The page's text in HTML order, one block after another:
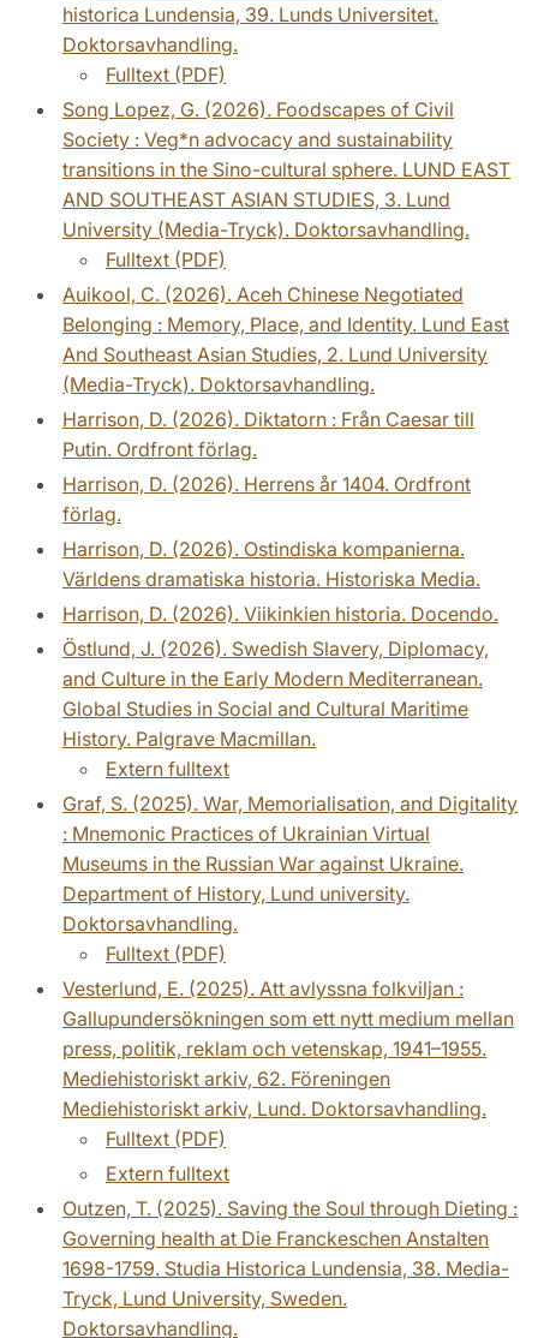
historica Lundensia, 39. Lunds Universitet.
Doktorsavhandling.
Fulltext (PDF)
Song Lopez, G. (2026). Foodscapes of Civil
Society : Veg*n advocacy and sustainability
transitions in the Sino-cultural sphere. LUND EAST
AND SOUTHEAST ASIAN STUDIES, 3. Lund
University (Media-Tryck). Doktorsavhandling.
Fulltext (PDF)
Auikool, C. (2026). Aceh Chinese Negotiated
Belonging : Memory, Place, and Identity. Lund East
And Southeast Asian Studies, 2. Lund University
(Media-Tryck). Doktorsavhandling.
Harrison, D. (2026). Diktatorn : Från Caesar till
Putin. Ordfront förlag.
Harrison, D. (2026). Herrens år 1404. Ordfront
förlag.
Harrison, D. (2026). Ostindiska kompanierna.
Världens dramatiska historia. Historiska Media.
Harrison, D. (2026). Viikinkien historia. Docendo.
Östlund, J. (2026). Swedish Slavery, Diplomacy,
and Culture in the Early Modern Mediterranean.
Global Studies in Social and Cultural Maritime
History. Palgrave Macmillan.
Extern fulltext
Graf, S. (2025). War, Memorialisation, and Digitality
: Mnemonic Practices of Ukrainian Virtual
Museums in the Russian War against Ukraine.
Department of History, Lund university.
Doktorsavhandling.
Fulltext (PDF)
Vesterlund, E. (2025). Att avlyssna folkviljan :
Gallupundersökningen som ett nytt medium mellan
press, politik, reklam och vetenskap, 1941–1955.
Mediehistoriskt arkiv, 62. Föreningen
Mediehistoriskt arkiv, Lund. Doktorsavhandling.
Fulltext (PDF)
Extern fulltext
Outzen, T. (2025). Saving the Soul through Dieting :
Governing health at Die Franckeschen Anstalten
1698-1759. Studia Historica Lundensia, 38. Media-
Tryck, Lund University, Sweden.
Doktorsavhandling.